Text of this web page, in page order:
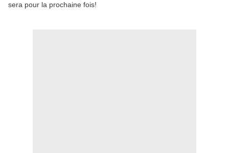
sera pour la prochaine fois!